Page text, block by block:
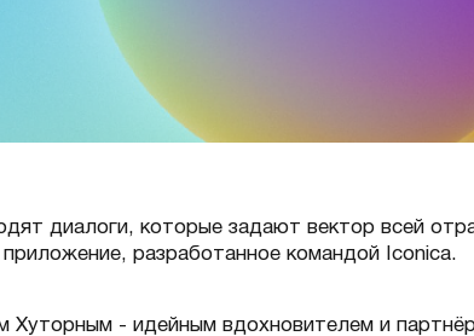
диалоги, которые задают вектор всей
разработанное командой Iconica.
Хуторным - идейным вдохновителем и